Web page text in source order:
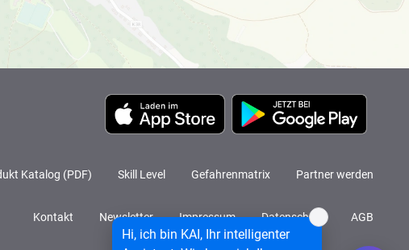
Katalog (PDF) Skill Level Gefahrenmatrix Partner werden
LinkedIn
Kontakt Newsletter Impressum Datenschutz AGB
Hi, ich bin KAI, Ihr intelligenter